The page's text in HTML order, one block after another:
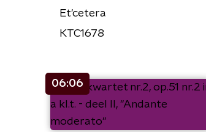
Et'cetera
KTC1678
06:06